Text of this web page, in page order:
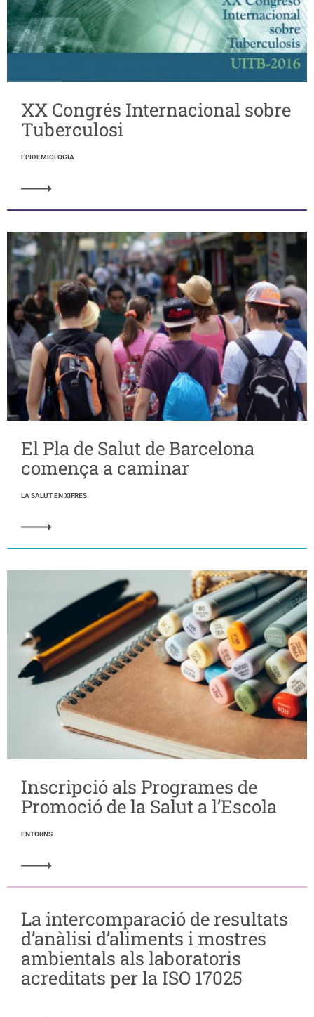
XX Congrés Internacional sobre
Tuberculosi
EPIDEMIOLOGIA
El Pla de Salut de Barcelona
comença a caminar
LA SALUT EN XIFRES
Inscripció als Programes de
Promoció de la Salut a l’Escola
ENTORNS
La intercomparació de resultats
d’anàlisi d’aliments i mostres
ambientals als laboratoris
acreditats per la ISO 17025